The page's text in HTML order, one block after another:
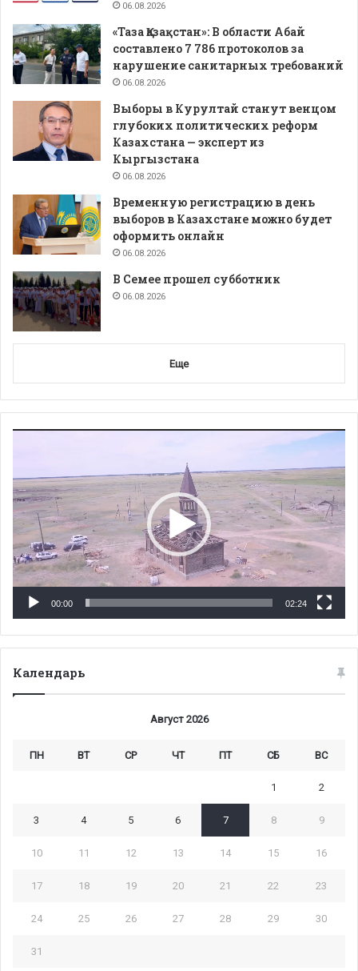
06.08.2026
«Таза Қазақстан»: В области Абай
составлено 7 786 протоколов за
нарушение санитарных требований
06.08.2026
Выборы в Курултай станут венцом
глубоких политических реформ
Казахстана — эксперт из
Кыргызстана
06.08.2026
Временную регистрацию в день
выборов в Казахстане можно будет
оформить онлайн
06.08.2026
В Семее прошел субботник
06.08.2026
Еще
00:00 02:24
Календарь
Август 2026
ПН ВТ СР ЧТ ПТ СБ ВС
1 2
3 4 5 6 7 8 9
10 11 12 13 14 15 16
17 18 19 20 21 22 23
24 25 26 27 28 29 30
31